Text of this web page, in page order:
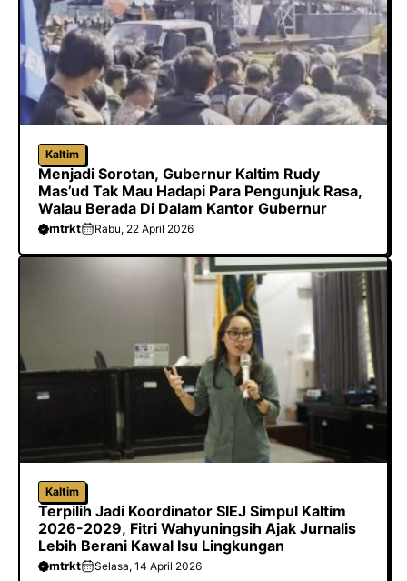
Kaltim
Menjadi Sorotan, Gubernur Kaltim Rudy
Mas’ud Tak Mau Hadapi Para Pengunjuk Rasa,
Walau Berada Di Dalam Kantor Gubernur
mtrkt Rabu, 22 April 2026
Kaltim
Terpilih Jadi Koordinator SIEJ Simpul Kaltim
2026-2029, Fitri Wahyuningsih Ajak Jurnalis
Lebih Berani Kawal Isu Lingkungan
mtrkt Selasa, 14 April 2026